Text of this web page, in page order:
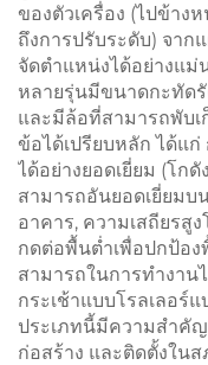
ของตัวเครื่อง (ไปข้าง
ถึงการปรับระดับ) จาก
จัดตำแหน่งได้อย่างแม่
หลายรุ่นมีขนาดกะทัด
และมีล้อที่สามารถพับ
ข้อได้เปรียบหลัก ได้แ
ได้อย่างยอดเยี่ยม (โก
สามารถอันยอดเยี่ยม
อาคาร, ความเสถียรสู
กดต่อพื้นต่ำเพื่อปกป้อ
สามารถในการทำงา
กระเช้าแบบโรลเลอร์แ
ประเภทนี้มีความสำคั
ก่อสร้าง และติดตั้งใน